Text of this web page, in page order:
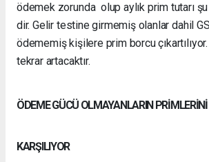
ödemek zorunda olup aylık prim tutarı
dir. Gelir testine girmemiş olanlar dahil
ödememiş kişilere prim borcu
tekrar artacaktır.
ÖDEME GÜCÜ OLMAYANLARIN
KARŞILIYOR